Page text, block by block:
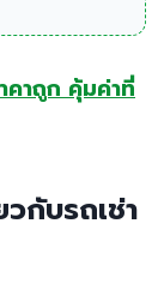
คาถูก คุ้มค่าที่
กับรถเช่า